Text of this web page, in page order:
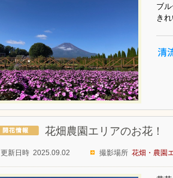
ブ
き
花畑農園エリアのお花！
更新日時 2025.09.02 撮影場所 花畑・農園